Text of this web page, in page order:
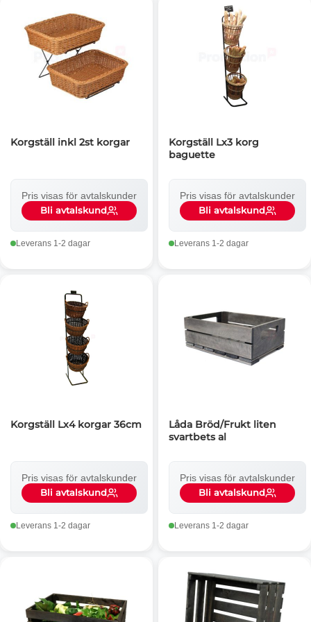
Korgställ inkl 2st korgar
Pris visas för avtalskunder
Bli avtalskund
Leverans 1-2 dagar
Korgställ Lx3 korg
baguette
Pris visas för avtalskunder
Bli avtalskund
Leverans 1-2 dagar
Korgställ Lx4 korgar 36cm
Pris visas för avtalskunder
Bli avtalskund
Leverans 1-2 dagar
Låda Bröd/Frukt liten
svartbets al
Pris visas för avtalskunder
Bli avtalskund
Leverans 1-2 dagar